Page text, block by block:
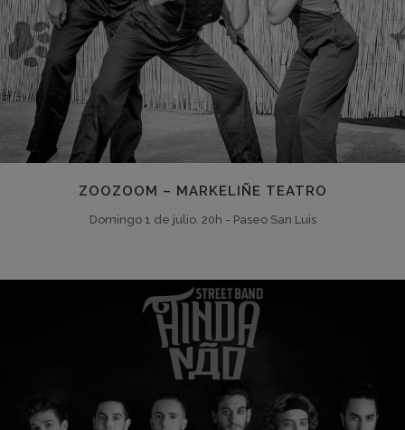
ZOOZOOM – MARKELIÑE TEATRO
Domingo 1 de julio. 20h - Paseo San Luis